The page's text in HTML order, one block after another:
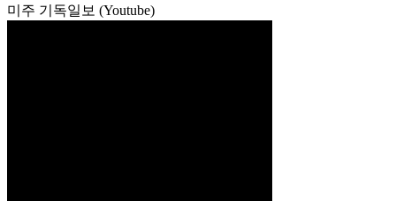
미주 기독일보 (Youtube)